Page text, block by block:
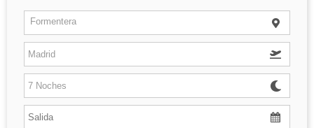
Bahía Príncipe
México
República Dominicana
Brasil
Islas
Formentera